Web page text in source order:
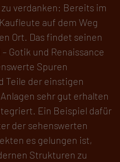
verdanken: Bereits im
auf dem Weg
Ort. Das findet seinen
Gotik und Renaissance
Spuren
Teile der einstigen
sehr gut erhalten
Ein Beispiel dafür
der sehenswerten
es gelungen ist,
Strukturen zu